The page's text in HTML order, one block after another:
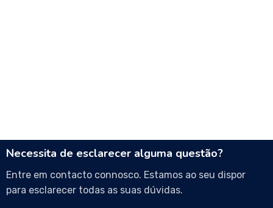
Necessita de esclarecer alguma questão?
Entre em contacto connosco. Estamos ao seu dispor
para esclarecer todas as suas dúvidas.